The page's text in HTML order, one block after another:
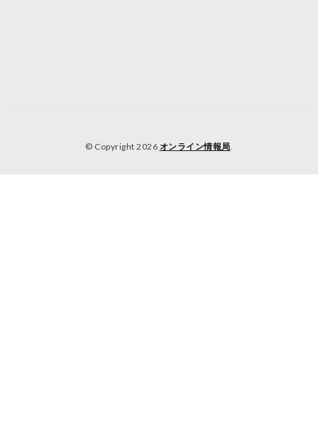
© Copyright 2026 オンライン情報局